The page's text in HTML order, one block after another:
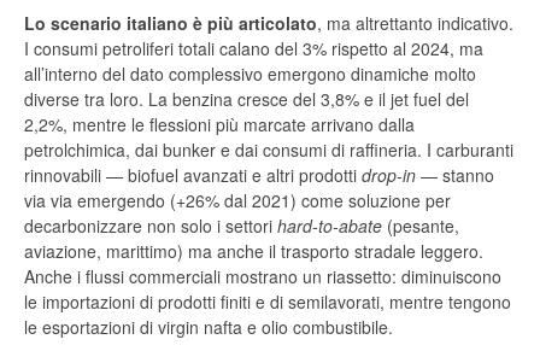
Lo scenario italiano è più articolato, ma altrettanto indicativo.
I consumi petroliferi totali calano del 3% rispetto al 2024, ma
all’interno del dato complessivo emergono dinamiche molto
diverse tra loro. La benzina cresce del 3,8% e il jet fuel del
2,2%, mentre le flessioni più marcate arrivano dalla
petrolchimica, dai bunker e dai consumi di raffineria. I carburanti
rinnovabili — biofuel avanzati e altri prodotti drop‑in — stanno
via via emergendo (+26% dal 2021) come soluzione per
decarbonizzare non solo i settori hard-to-abate (pesante,
aviazione, marittimo) ma anche il trasporto stradale leggero.
Anche i flussi commerciali mostrano un riassetto: diminuiscono
le importazioni di prodotti finiti e di semilavorati, mentre tengono
le esportazioni di virgin nafta e olio combustibile.